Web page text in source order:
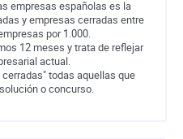
empresas españolas es la
y empresas cerradas entre
por 1.000.
12 meses y trata de reflejar
actual.
todas aquellas que
o concurso.